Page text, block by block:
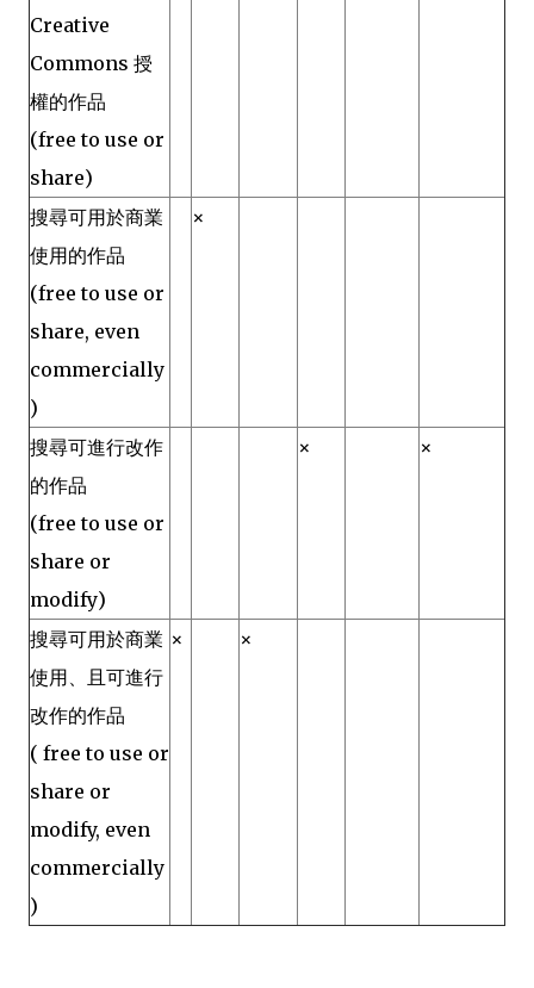
Creative
Commons 授
權的作品
(free to use or
share)
搜尋可用於商業
使用的作品
(free to use or
share, even
commercially
)
×
搜尋可進行改作
的作品
(free to use or
share or
modify)
× ×
搜尋可用於商業
使用、且可進行
改作的作品
( free to use or
share or
modify, even
commercially
)
× ×